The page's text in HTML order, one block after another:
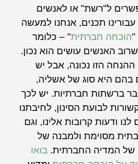
ל"רשת" או לאנשים
עבורינו תכנים, אנחנו למעשה
"הוכחה חברתית" – כלומר
האנשים עושים הוא נכון.
הזו נכונה, אבל יש
בהם היא סוג של אשליה,
ברשתות חברתיות. יש לכך
לבועת הסינון, לחיבתנו
ודעות קרובות אלינו, וגם
מסוימת ולמבנה של
של המדיה החברתית. בואו